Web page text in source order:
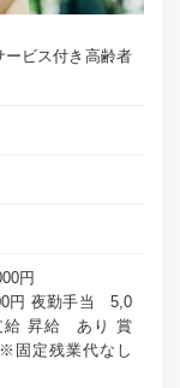
ビス付き高齢者
円
円 夜勤手当 5,0
給 昇給 あり 賞
定残業代なし